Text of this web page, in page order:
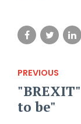
PREVIOUS
to be"